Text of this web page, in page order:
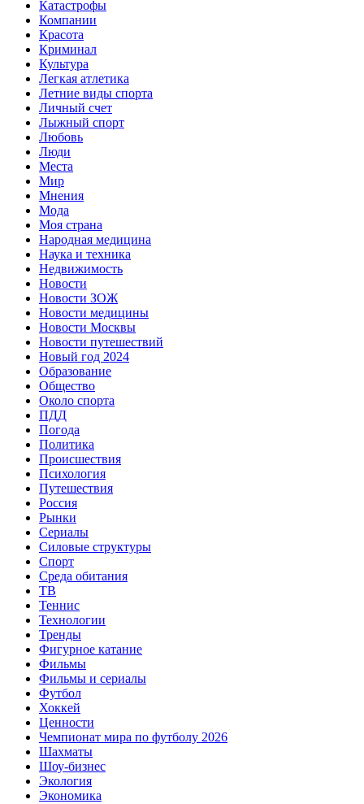
Катастрофы
Компании
Красота
Криминал
Культура
Легкая атлетика
Летние виды спорта
Личный счет
Лыжный спорт
Любовь
Люди
Места
Мир
Мнения
Мода
Моя страна
Народная медицина
Наука и техника
Недвижимость
Новости
Новости ЗОЖ
Новости медицины
Новости Москвы
Новости путешествий
Новый год 2024
Образование
Общество
Около спорта
ПДД
Погода
Политика
Происшествия
Психология
Путешествия
Россия
Рынки
Сериалы
Силовые структуры
Спорт
Среда обитания
ТВ
Теннис
Технологии
Тренды
Фигурное катание
Фильмы
Фильмы и сериалы
Футбол
Хоккей
Ценности
Чемпионат мира по футболу 2026
Шахматы
Шоу-бизнес
Экология
Экономика